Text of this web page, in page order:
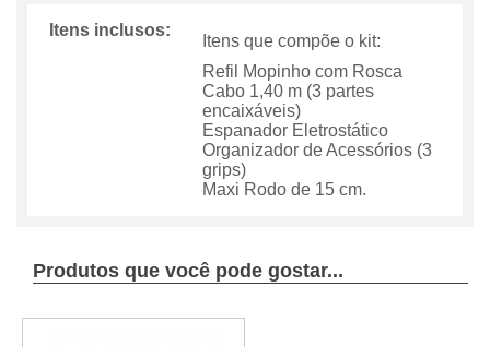
Itens inclusos:
Itens que compõe o kit:
Refil Mopinho com Rosca
Cabo 1,40 m (3 partes
encaixáveis)
Espanador Eletrostático
Organizador de Acessórios (3
grips)
Maxi Rodo de 15 cm.
Produtos que você pode gostar...